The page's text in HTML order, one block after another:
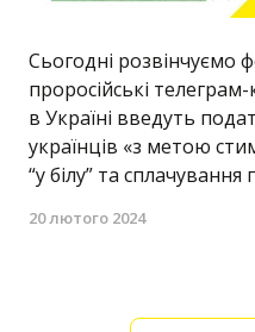
Сьогодні
проросійські
в Україні введуть
українців «з метою
“у білу” та
20 лютого 2024